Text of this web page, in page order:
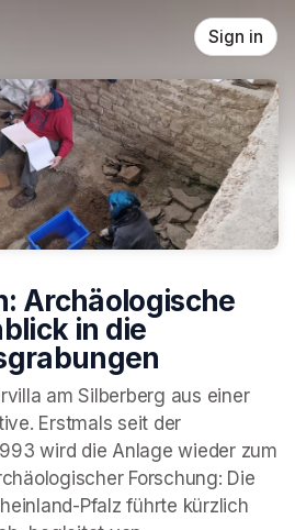
Sign in
Archäologische
in die
am Silberberg aus einer
Erstmals seit der
wird die Anlage wieder zum
Forschung: Die
Pfalz führte kürzlich